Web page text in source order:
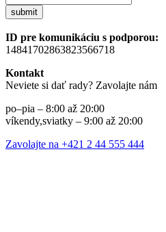
submit
ID pre komunikáciu s podporou:
14841702863823566718
Kontakt
Neviete si dať rady? Zavolajte nám
po–pia – 8:00 až 20:00
víkendy,sviatky – 9:00 až 20:00
Zavolajte na +421 2 44 555 444